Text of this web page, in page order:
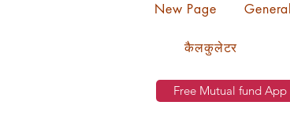
New Page General
कैलकुलेटर
Free Mutual fund App